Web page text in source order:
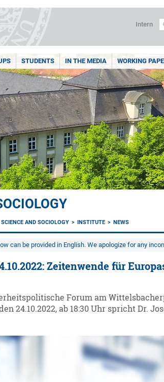
Intern
STUDENTS IN THE MEDIA WORKING
AND SOCIOLOGY INSTITUTE NEWS
can be provided in English. We apologize for any
Zeitenwende für
Forum am
24.10.2022, ab 18:30 Uhr spricht Dr.